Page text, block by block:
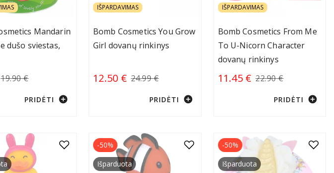
Mandarin
dušo sviestas,
19.90 €
PRIDĖTI add_circle
IŠPARDAVIMAS
Bomb Cosmetics You Grow
Girl dovanų rinkinys
12.50 € 24.99 €
PRIDĖTI add_circle
IŠPARDAVIMAS
Bomb Cosmetics From Me
To U-Nicorn Character
dovanų rinkinys
11.45 € 22.90 €
PRIDĖTI add_circle
-50%
Išparduota
-50%
Išparduota